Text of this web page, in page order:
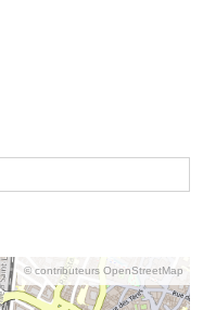
© contributeurs OpenStreetMap